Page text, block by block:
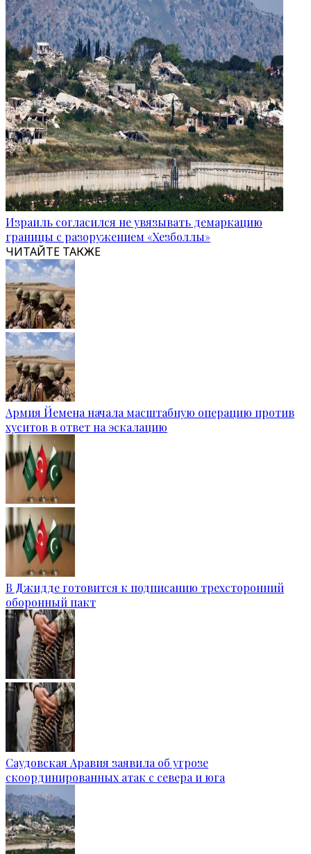
Израиль согласился не увязывать демаркацию
границы с разоружением «Хезболлы»
ЧИТАЙТЕ ТАКЖЕ
Армия Йемена начала масштабную операцию против
хуситов в ответ на эскалацию
В Джидде готовится к подписанию трехсторонний
оборонный пакт
Саудовская Аравия заявила об угрозе
скоординированных атак с севера и юга